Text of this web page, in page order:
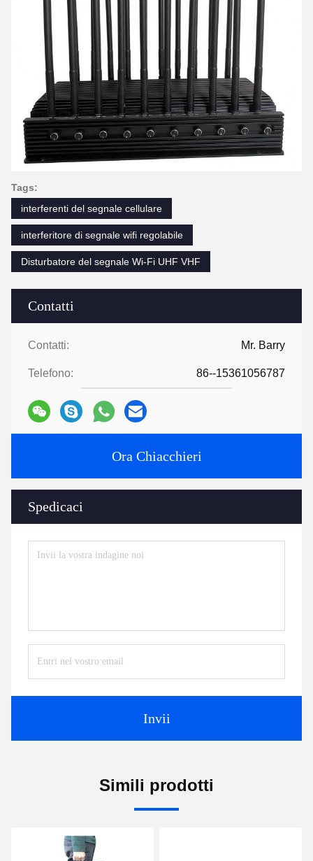
Contatti
Contatti: Mr. Barry
Telefono: 86--15361056787
Ora Chiacchieri
Spedicaci
Invii
Tags:
interferenti del segnale cellulare
interferitore di segnale wifi regolabile
Disturbatore del segnale Wi-Fi UHF VHF
Simili prodotti